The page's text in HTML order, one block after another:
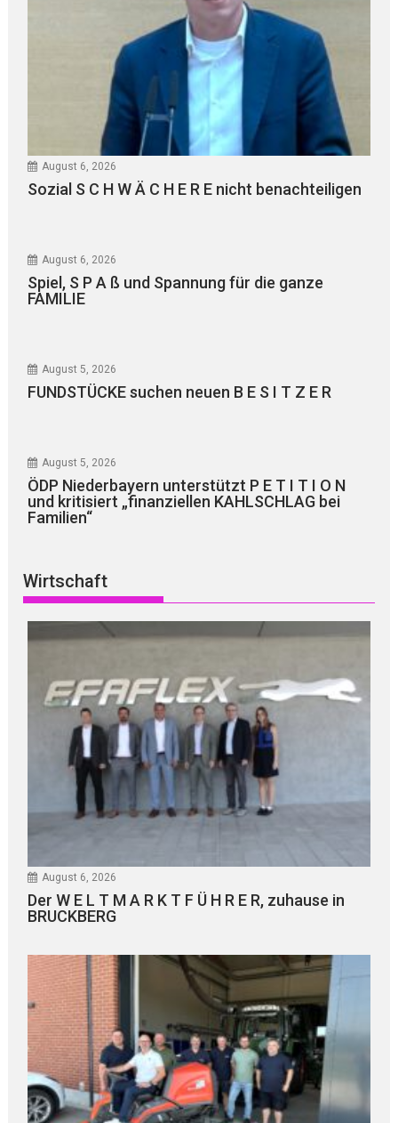
August 6, 2026
Sozial S C H W Ä C H E R E nicht benachteiligen
August 6, 2026
Spiel, S P A ß und Spannung für die ganze
FAMILIE
August 5, 2026
FUNDSTÜCKE suchen neuen B E S I T Z E R
August 5, 2026
ÖDP Niederbayern unterstützt P E T I T I O N
und kritisiert „finanziellen KAHLSCHLAG bei
Familien“
Wirtschaft
August 6, 2026
Der W E L T M A R K T F Ü H R E R, zuhause in
BRUCKBERG